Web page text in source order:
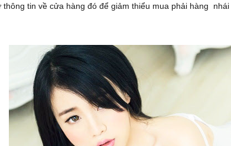
thông tin về cửa hàng đó để giảm thiểu mua phải hàng nhái